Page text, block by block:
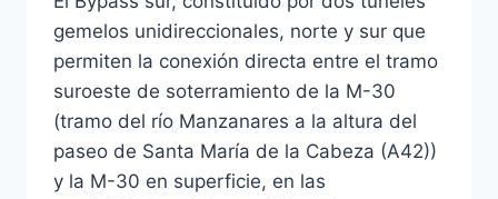
gemelos unidireccionales, norte y sur que
permiten la conexión directa entre el tramo
suroeste de soterramiento de la M-30
(tramo del río Manzanares a la altura del
paseo de Santa María de la Cabeza (A42))
y la M-30 en superficie, en las